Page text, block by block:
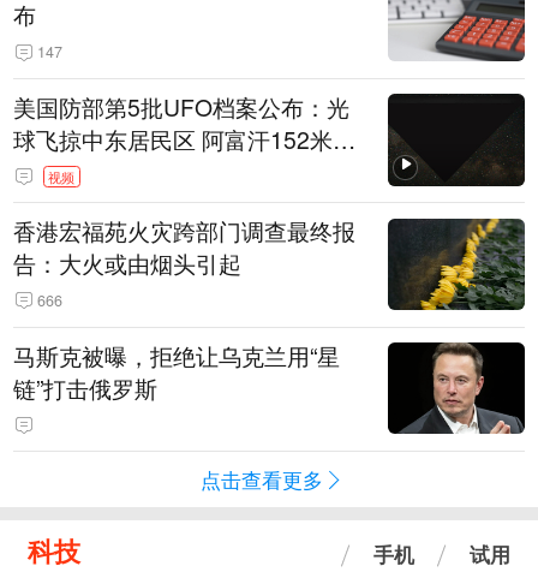
布
147
美国防部第5批UFO档案公布：光
球飞掠中东居民区 阿富汗152米三
角形遮蔽星光
视频
香港宏福苑火灾跨部门调查最终报
告：大火或由烟头引起
666
马斯克被曝，拒绝让乌克兰用“星
链”打击俄罗斯
点击查看更多
科技 手机 试用